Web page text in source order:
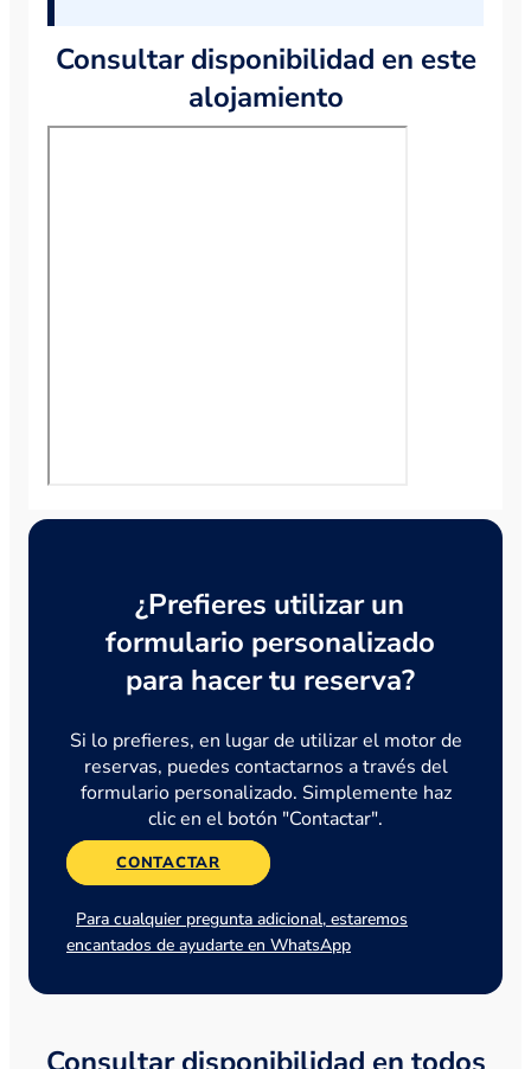
Consultar disponibilidad en este
alojamiento
¿Prefieres utilizar un
formulario personalizado
para hacer tu reserva?
Si lo prefieres, en lugar de utilizar el motor de
reservas, puedes contactarnos a través del
formulario personalizado. Simplemente haz
clic en el botón "Contactar".
CONTACTAR
Para cualquier pregunta adicional, estaremos
encantados de ayudarte en WhatsApp